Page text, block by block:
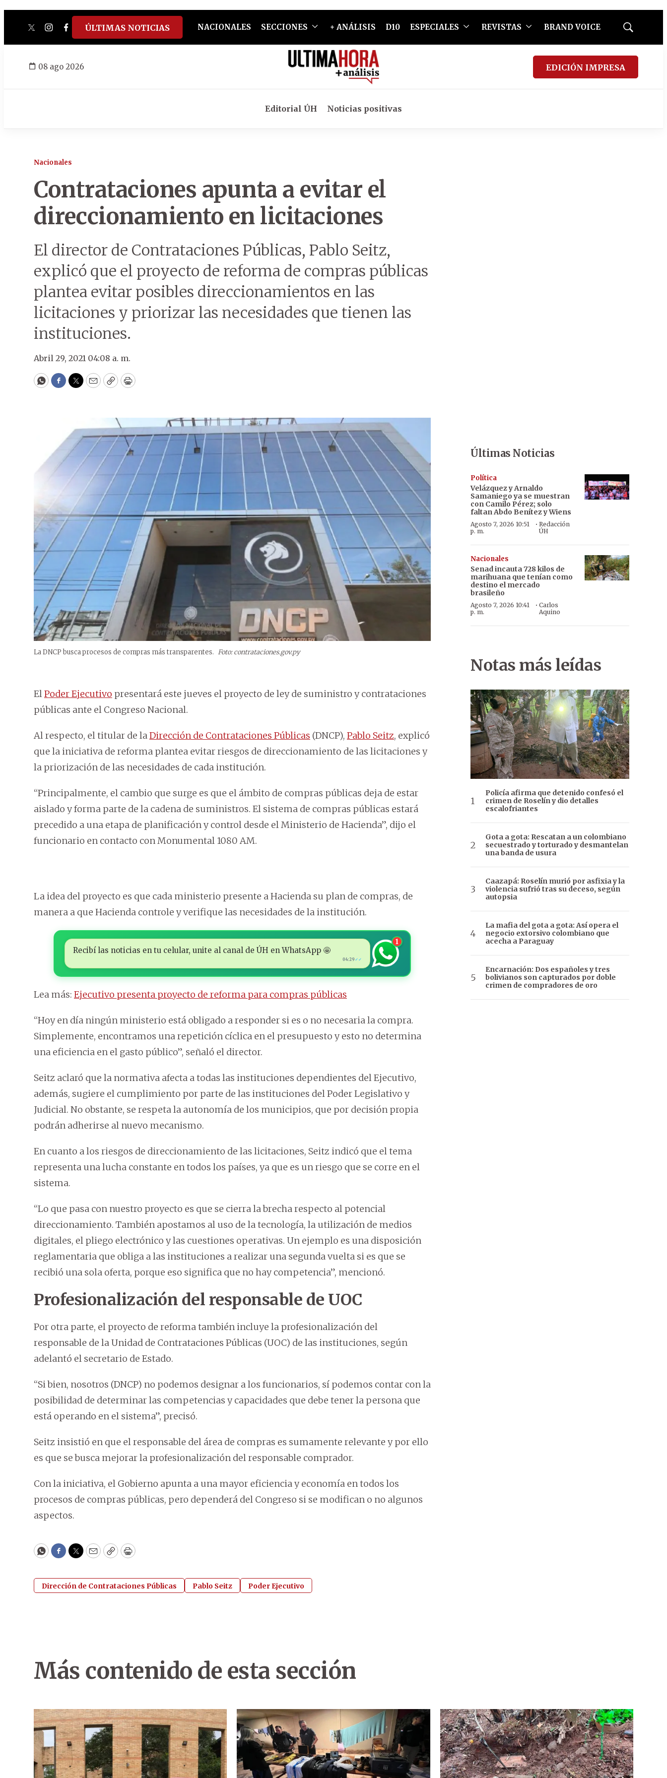
twitterinstagram
facebook
tiktokyoutube
spotify
ÚLTIMAS NOTICIAS NACIONALES SECCIONES + ANÁLISIS D10 ESPECIALES REVISTAS BRAND VOICE
Mostrar
08 ago 2026 EDICIÓN IMPRESA
Editorial ÚH Noticias positivas
Nacionales
Contrataciones apunta a evitar el
direccionamiento en licitaciones
El director de Contrataciones Públicas, Pablo Seitz,
explicó que el proyecto de reforma de compras públicas
plantea evitar posibles direccionamientos en las
licitaciones y priorizar las necesidades que tienen las
instituciones.
Abril 29, 2021 04:08 a. m.
WhatsApp
Facebook
Twitter
EmailCopyPrint
La DNCP busca procesos de compras más transparentes. Foto: contrataciones.gov.py
ElPoder Ejecutivo presentará este jueves el proyecto de ley de suministro y contrataciones
públicas ante el Congreso Nacional.
Al respecto, el titular de laDirección de Contrataciones Públicas (DNCP), Pablo Seitz, explicó
que la iniciativa de reforma plantea evitar riesgos de direccionamiento de las licitaciones y
la priorización de las necesidades de cada institución.
“Principalmente, el cambio que surge es que el ámbito de compras públicas deja de estar
aislado y forma parte de la cadena de suministros. El sistema de compras públicas estará
precedido a una etapa de planificación y control desde el Ministerio de Hacienda”, dijo el
funcionario en contacto con Monumental 1080 AM.
La idea del proyecto es que cada ministerio presente a Hacienda su plan de compras, de
manera a que Hacienda controle y verifique las necesidades de la institución.
Recibí las noticias en tu celular, unite al canal de ÚH en WhatsApp 🤩
04:29 ✓✓
1
Lea más: Ejecutivo presenta proyecto de reforma para compras públicas
“Hoy en día ningún ministerio está obligado a responder si es o no necesaria la compra.
Simplemente, encontramos una repetición cíclica en el presupuesto y esto no determina
una eficiencia en el gasto público”, señaló el director.
Seitz aclaró que la normativa afecta a todas las instituciones dependientes del Ejecutivo,
además, sugiere el cumplimiento por parte de las instituciones del Poder Legislativo y
Judicial. No obstante, se respeta la autonomía de los municipios, que por decisión propia
podrán adherirse al nuevo mecanismo.
En cuanto a los riesgos de direccionamiento de las licitaciones, Seitz indicó que el tema
representa una lucha constante en todos los países, ya que es un riesgo que se corre en el
sistema.
“Lo que pasa con nuestro proyecto es que se cierra la brecha respecto al potencial
direccionamiento. También apostamos al uso de la tecnología, la utilización de medios
digitales, el pliego electrónico y las cuestiones operativas. Un ejemplo es una disposición
reglamentaria que obliga a las instituciones a realizar una segunda vuelta si es que se
recibió una sola oferta, porque eso significa que no hay competencia”, mencionó.
Profesionalización del responsable de UOC
Por otra parte, el proyecto de reforma también incluye la profesionalización del
responsable de la Unidad de Contrataciones Públicas (UOC) de las instituciones, según
adelantó el secretario de Estado.
“Si bien, nosotros (DNCP) no podemos designar a los funcionarios, sí podemos contar con la
posibilidad de determinar las competencias y capacidades que debe tener la persona que
está operando en el sistema”, precisó.
Seitz insistió en que el responsable del área de compras es sumamente relevante y por ello
es que se busca mejorar la profesionalización del responsable comprador.
Con la iniciativa, el Gobierno apunta a una mayor eficiencia y economía en todos los
procesos de compras públicas, pero dependerá del Congreso si se modifican o no algunos
aspectos.
WhatsApp
Facebook
Twitter
EmailCopyPrint
Dirección de Contrataciones Públicas Pablo Seitz Poder Ejecutivo
Últimas Noticias
Política
Velázquez y Arnaldo
Samaniego ya se muestran
con Camilo Pérez; solo
faltan Abdo Benítez y Wiens
Agosto 7, 2026 10:51
p. m.
·Redacción
ÚH
Nacionales
Senad incauta 728 kilos de
marihuana que tenían como
destino el mercado
brasileño
Agosto 7, 2026 10:41
p. m.
· Carlos
Aquino
Notas más leídas
Policía afirma que detenido confesó el
crimen de Roselín y dio detalles
escalofriantes
Gota a gota: Rescatan a un colombiano
secuestrado y torturado y desmantelan
una banda de usura
Caazapá: Roselín murió por asfixia y la
violencia sufrió tras su deceso, según
autopsia
La mafia del gota a gota: Así opera el
negocio extorsivo colombiano que
acecha a Paraguay
Encarnación: Dos españoles y tres
bolivianos son capturados por doble
crimen de compradores de oro
Más contenido de esta sección